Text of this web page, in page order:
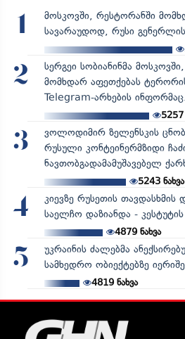
1
მოსკოვში, რესტორანში
სავარაუდოდ, რუსი
2
სერგეი სობიანინმა
მომხდარ აფეთქებას
Telegram-არხების
5257
3
ვოლოდიმირ ზელენსკის
რუსული კონტეინერმზიდი
ნავთობგადამამუშავებელ
5243ნახვა
4
კიევზე რუსეთის
საელჩო დაზიანდა -
4879ნახვა
5
უკრაინის ძალებმა
სამხედრო ობიექტებზე
4819ნახვა